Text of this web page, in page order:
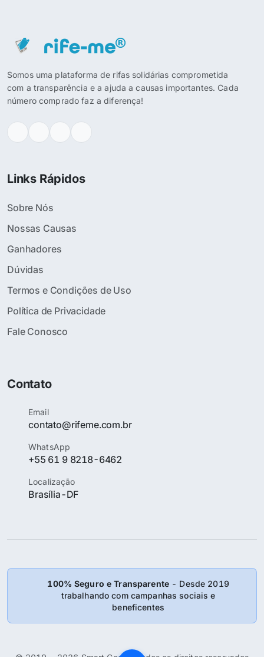
Somos uma plataforma de rifas solidárias comprometida
com a transparência e a ajuda a causas importantes. Cada
número comprado faz a diferença!
Links Rápidos
Sobre Nós
Nossas Causas
Ganhadores
Dúvidas
Termos e Condições de Uso
Política de Privacidade
Fale Conosco
Contato
Email
contato@rifeme.com.br
WhatsApp
+55 61 9 8218-6462
Localização
Brasília-DF
100% Seguro e Transparente - Desde 2019
trabalhando com campanhas sociais e
beneficentes